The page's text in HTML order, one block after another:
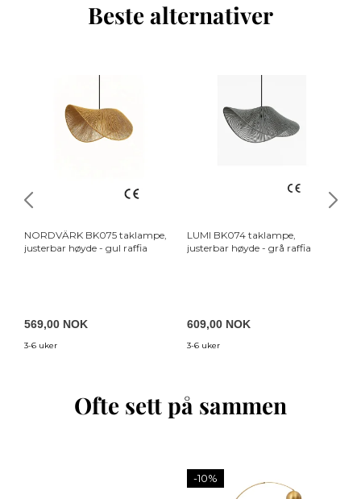
Beste alternativer
NORDVÄRK BK075 taklampe,
justerbar høyde - gul raffia
569,00 NOK
3-6 uker
LUMI BK074 taklampe,
justerbar høyde - grå raffia
609,00 NOK
3-6 uker
Ofte sett på sammen
-10%